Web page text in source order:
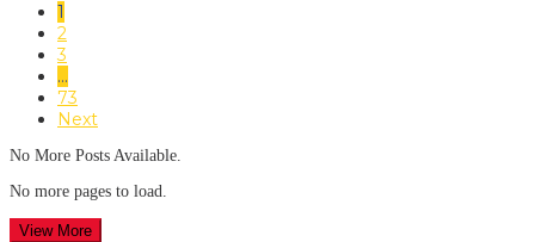
1
2
3
…
73
Next
No More Posts Available.
No more pages to load.
View More